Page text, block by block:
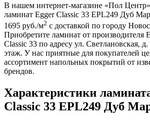
В нашем интернет-магазине «Пол
ламинат Egger Classic 33 EPL249 Дуб
1695 руб./м2 с доставкой по городу
Приобретите ламинат от производителя
Classic 33 по адресу ул. Светлановская, д.
этаж. У нас приятные для покупателей
ассортимент напольных покрытий от
брендов.
Характеристики
Classic 33 EPL249 Дуб